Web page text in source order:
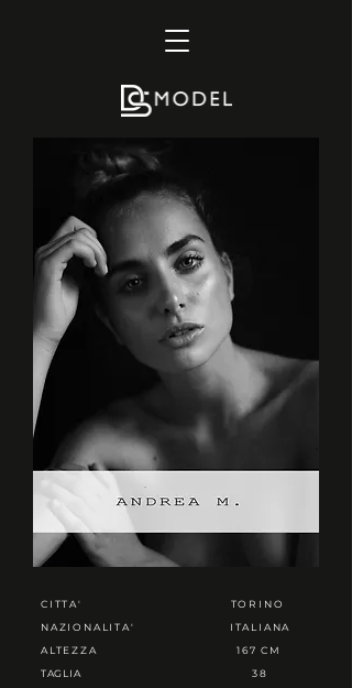
CITTA'
NAZIONALITA'
ALTEZZA
TAGLIA
TORINO
ITALIANA
167 CM
38